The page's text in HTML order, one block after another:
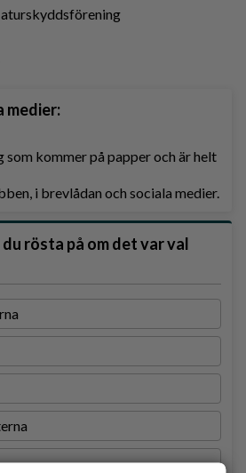
medier:
som kommer på papper och är helt
i brevlådan och sociala medier.
rösta på om det var val